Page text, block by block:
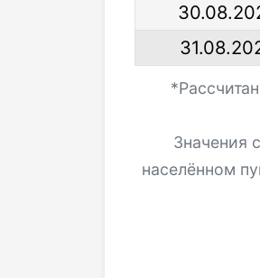
Значения
населённом